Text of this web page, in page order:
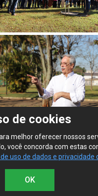
de cookies
melhor oferecer nossos
você concorda com estas
uso de dados e privacidade
OK